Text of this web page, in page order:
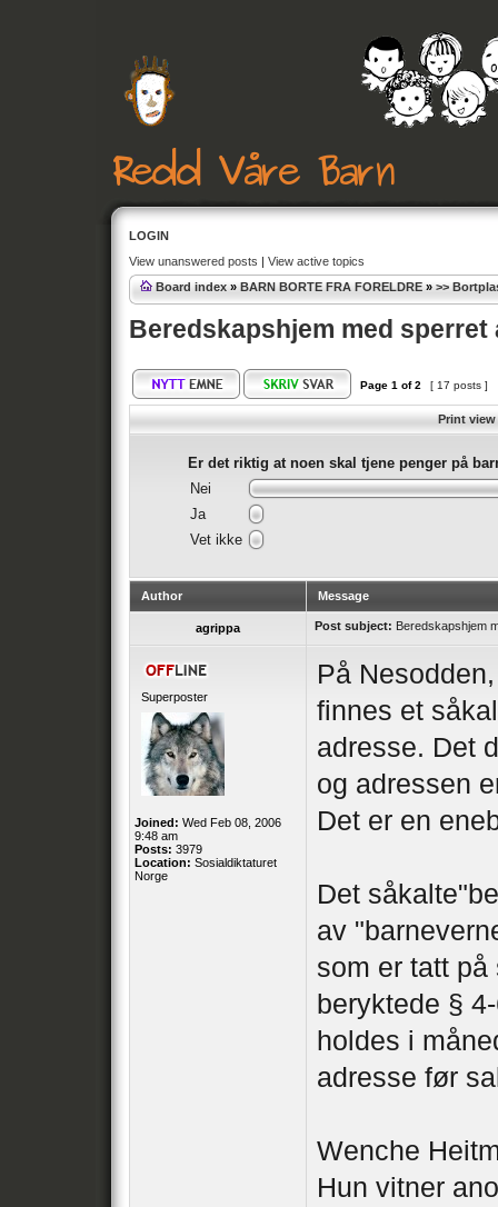
LOGIN
View unanswered posts | View active topics
Board index » BARN BORTE FRA FORELDRE » >>
Beredskapshjem med sperret
Page 1 of2 [ 17 posts ]
Print view
Er det riktig at noen skal tjene penger på
Nei
Ja
Vet ikke
Author Message
agrippa Post subject: Beredskapshjem
Superposter
Joined: Wed Feb 08, 2006
9:48 am
Posts: 3979
Location: Sosialdiktaturet
Norge
På
finnes et
adresse. Det
og adressen
Det er en
Det
av
som er tatt
beryktede §
holdes i
adresse før
Wenche
Hun vitner